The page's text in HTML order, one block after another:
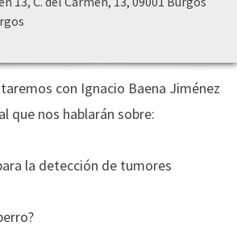
con Ignacio Baena Jiménez
que nos hablarán sobre:
la detección de tumores